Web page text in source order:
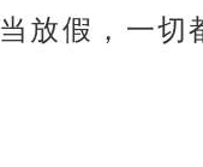
放假，一切